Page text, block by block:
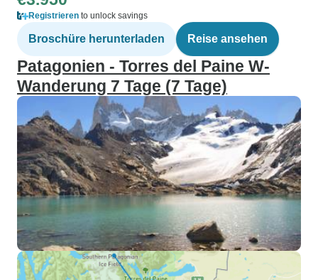
Registrieren to unlock savings
Broschüre herunterladen Reise ansehen
Patagonien - Torres del Paine W-
Wanderung 7 Tage (7 Tage)